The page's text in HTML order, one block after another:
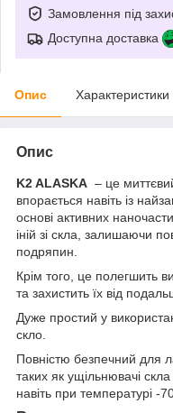
Замовлення під
Доступна доставка
Опис Характеристики
Опис
K2 ALASKA – це
впорається навіть із
основі активних
іній зі скла, залишаючи
подряпин.
Крім того, це полегшить
та захистить їх від
Дуже простий у
скло.
Повністю безпечний для
таких як ущільнювачі
навіть при температурі -